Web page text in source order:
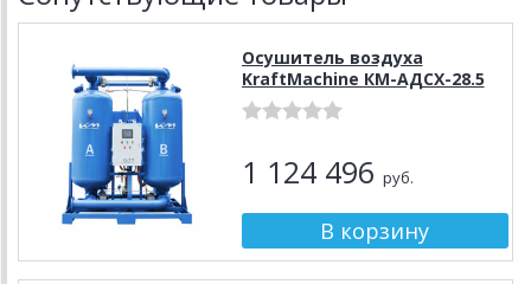
Осушитель воздуха
KraftMachine КМ-АДСХ-28.5
1 124 496 руб.